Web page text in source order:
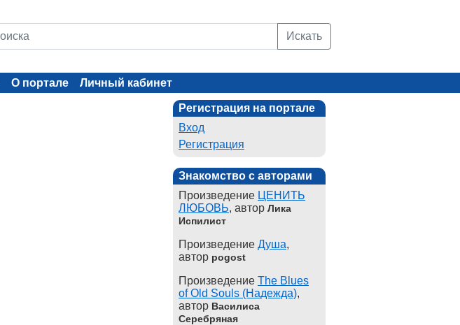
Искать
О портале
Личный кабинет
Регистрация на портале
Вход
Регистрация
Знакомство с авторами
Произведение ЦЕНИТЬ
ЛЮБОВЬ, автор Лика
Испилист
Произведение Душа,
автор pogost
Произведение The Blues
of Old Souls (Надежда),
автор Василиса
Серебряная